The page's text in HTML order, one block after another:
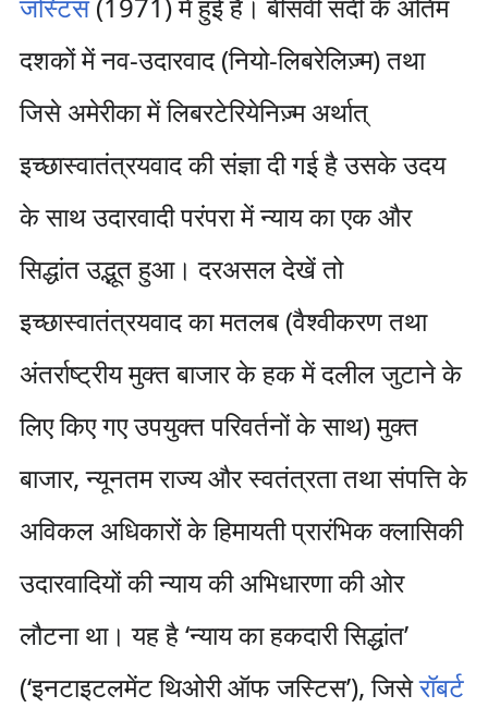
दशकों में नव-उदारवाद (नियो-लिबरेलिज़्म) तथा
जिसे अमेरीका में लिबरटेरियेनिज़्म अर्थात्
इच्छास्वातंत्रयवाद की संज्ञा दी गई है उसके उदय
के साथ उदारवादी परंपरा में न्याय का एक और
सिद्धांत उद्भूत हुआ। दरअसल देखें तो
इच्छास्वातंत्रयवाद का मतलब (वैश्वीकरण तथा
अंतर्राष्ट्रीय मुक्त बाजार के हक में दलील जुटाने के
लिए किए गए उपयुक्त परिवर्तनों के साथ) मुक्त
बाजार, न्यूनतम राज्य और स्वतंत्रता तथा संपत्ति के
अविकल अधिकारों के हिमायती प्रारंभिक क्लासिकी
उदारवादियों की न्याय की अभिधारणा की ओर
लौटना था। यह है ‘न्याय का हकदारी सिद्धांत’
(‘इनटाइटलमेंट थिओरी ऑफ जस्टिस’), जिसेरॉबर्ट